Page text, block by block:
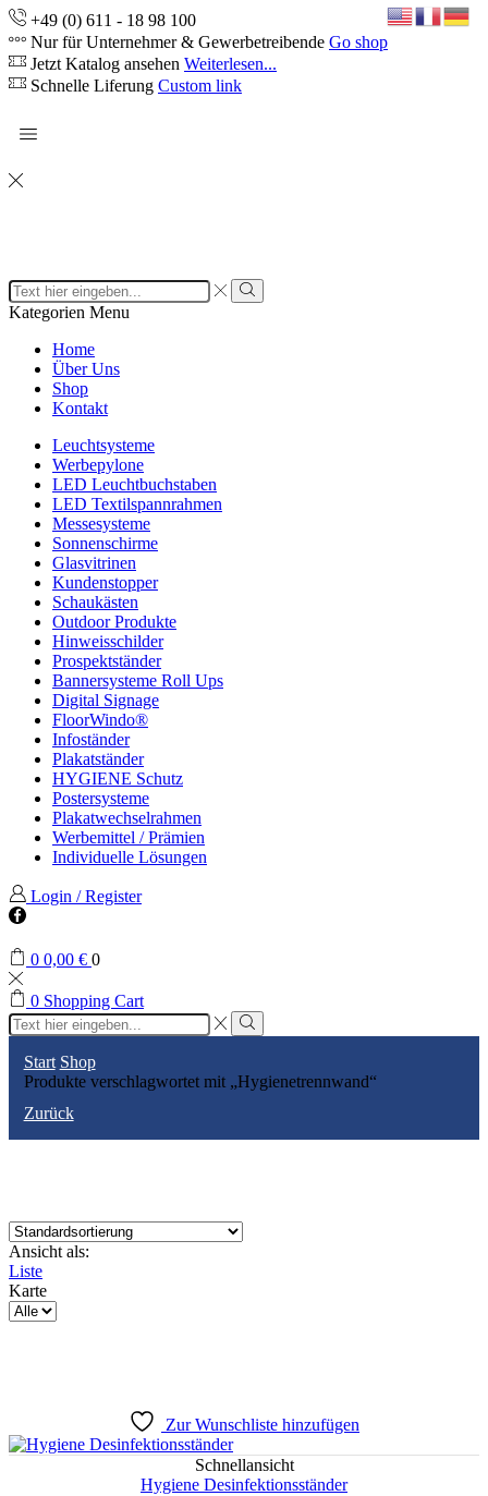
+49 (0) 611 - 18 98 100
Nur für Unternehmer & Gewerbetreibende Go shop
Jetzt Katalog ansehen Weiterlesen...
Schnelle Liferung Custom link
Search
input
Search
Kategorien Menu
Home
Über Uns
Shop
Kontakt
Leuchtsysteme
Werbepylone
LED Leuchtbuchstaben
LED Textilspannrahmen
Messesysteme
Sonnenschirme
Glasvitrinen
Kundenstopper
Schaukästen
Outdoor Produkte
Hinweisschilder
Prospektständer
Bannersysteme Roll Ups
Digital Signage
FloorWindo®
Infoständer
Plakatständer
HYGIENE Schutz
Postersysteme
Plakatwechselrahmen
Werbemittel / Prämien
Individuelle Lösungen
Login / Register
Facebook
0 0,00 € 0
0 Shopping Cart
Search
input
Search
Start Shop
Produkte verschlagwortet mit „Hygienetrennwand“
Zurück
Ansicht als:
Liste
Karte
Produkte
Zur Wunschliste hinzufügen
Schnellansicht
Hygiene Desinfektionsständer